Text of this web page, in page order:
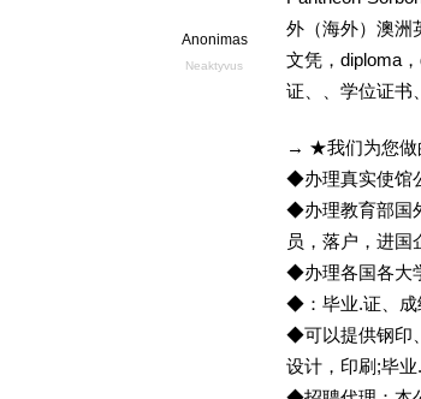
Anonimas
Neaktyvus
外（海外）澳洲
文凭，diploma
证、、学位证书
→ ★我们为您做
◆办理真实使馆
◆办理教育部国
员，落户，进
◆办理各国各大
◆：毕业.证、成
◆可以提供钢印
设计，印刷;毕